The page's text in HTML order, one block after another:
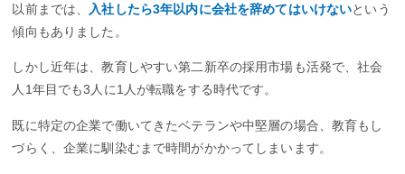
以前までは、 入社したら3年以内に会社を辞めてはいけないという
傾向もありました。
しかし近年は、教育しやすい第二新卒の採用市場も活発で、社会
人1年目でも3人に1人が転職をする時代です。
既に特定の企業で働いてきたベテランや中堅層の場合、教育もし
づらく、企業に馴染むまで時間がかかってしまいます。